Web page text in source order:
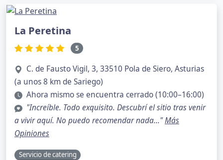
La Peretina
5
C. de Fausto Vigil, 3, 33510 Pola de Siero, Asturias
(a unos 8 km de Sariego)
Ahora mismo se encuentra cerrado (10:00–16:00)
"Increíble. Todo exquisito. Descubrí el sitio tras venir
a vivir aquí. No puedo recomendar nada..."Más
Opiniones
Servicio de catering